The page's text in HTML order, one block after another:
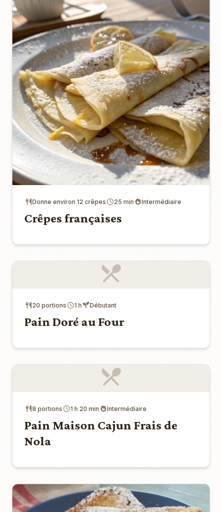
Donne environ 12 crêpes 25 min Intermédiaire
Crêpes françaises
20 portions 1 h Débutant
Pain Doré au Four
8 portions 1 h 20 min Intermédiaire
Pain Maison Cajun Frais de
Nola